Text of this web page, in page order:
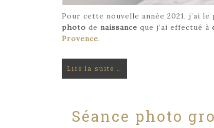
Pour cette nouvelle année 2021, j’ai
photo de naissance que j’ai effectué à
Provence.
Lire la suite …
Séance photo